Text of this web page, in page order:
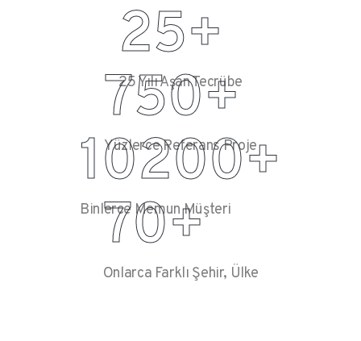
25+
25 Yılı Aşan Tecrübe
750+
Yüzlerce Referans Proje
10200+
Binlerce Memun Müşteri
70+
Onlarca Farklı Şehir, Ülke